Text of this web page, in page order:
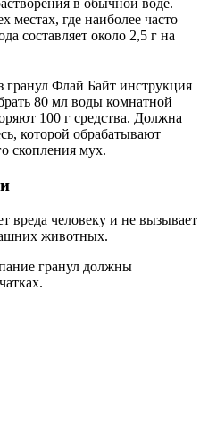
в обычной воде.
местах, где наиболее часто
составляет около 2,5 г на
гранул Флай Байт инструкция
80 мл воды комнатной
100 г средства. Должна
которой обрабатывают
скопления мух.
вреда человеку и не вызывает
животных.
гранул должны